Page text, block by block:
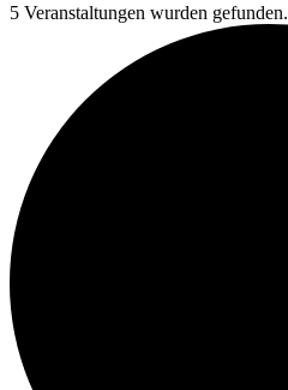
5 Veranstaltungen wurden gefunden.